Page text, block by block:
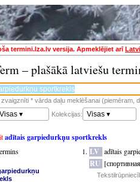
termini.lza.lv versija. Apmeklējiet arī
– plašākā latviešu
zvaigznīti * vārda daļu meklēšanai (piemēram,
Visas ▾ Kolekcijas: Visas ▾
adītais garpiedurkņu sportkrekls
LV adītais
RU